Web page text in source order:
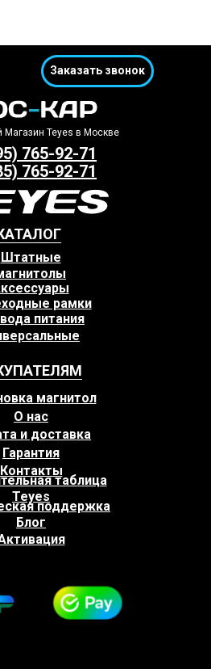
765-92-71
765-92-71
питания
Штатные
рамки
Заказать звонок
Teyes в Москве
магнитол
Контакты
таблица
Teyes
Блог
поддержка
и доставка
О нас
Гарантия